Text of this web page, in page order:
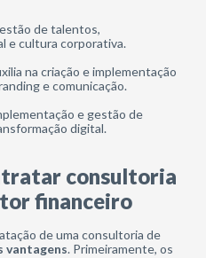
de talentos,
e cultura corporativa.
na criação e implementação
e comunicação.
e gestão de
digital.
consultoria
financeiro
de uma consultoria de
vantagens. Primeiramente, os